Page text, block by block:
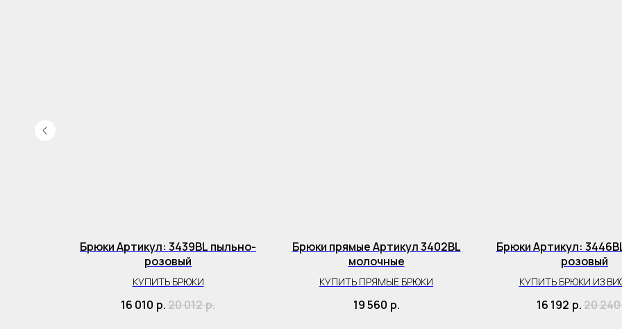
Брюки Артикул: 3439BL пыльно-
розовый
КУПИТЬ БРЮКИ
16 010 р.20 012р.
Брюки прямые Артикул 3402BL
молочные
КУПИТЬ ПРЯМЫЕ БРЮКИ
19 560 р.
Брюки Артикул:
розовый
КУПИТЬ БРЮКИ ИЗ
16 192 р.20 240